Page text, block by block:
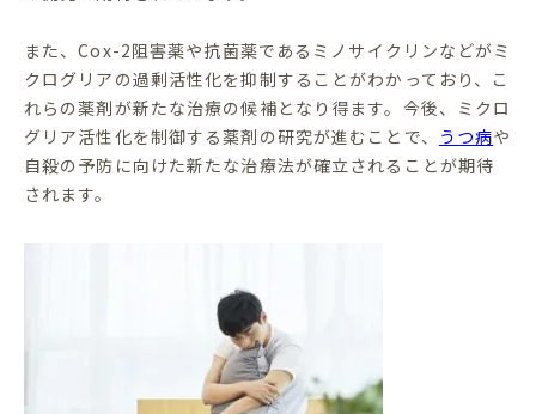
また、Cox-2阻害薬や抗菌薬であるミノサイクリンなどがミ
クログリアの過剰活性化を抑制することがわかっており、こ
れらの薬剤が新たな治療の候補となり得ます。今後、ミクロ
グリア活性化を制御する薬剤の研究が進むことで、
うつ病や
自殺の予防に向けた新たな治療法が確立されることが期待
されます。